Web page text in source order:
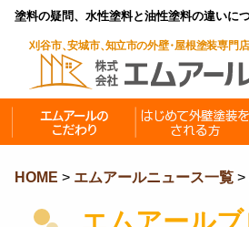
塗料の疑問、水性塗料と油性塗料の違いに
HOME > エムアールニュース一覧 >